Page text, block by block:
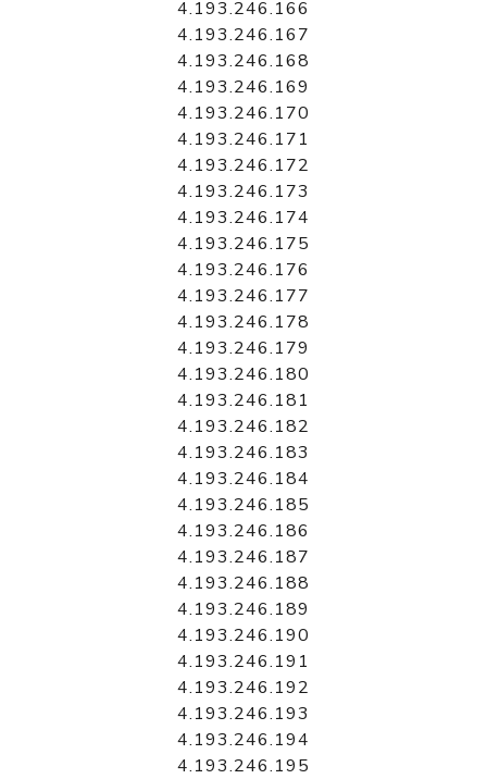
4.193.246.166
4.193.246.167
4.193.246.168
4.193.246.169
4.193.246.170
4.193.246.171
4.193.246.172
4.193.246.173
4.193.246.174
4.193.246.175
4.193.246.176
4.193.246.177
4.193.246.178
4.193.246.179
4.193.246.180
4.193.246.181
4.193.246.182
4.193.246.183
4.193.246.184
4.193.246.185
4.193.246.186
4.193.246.187
4.193.246.188
4.193.246.189
4.193.246.190
4.193.246.191
4.193.246.192
4.193.246.193
4.193.246.194
4.193.246.195